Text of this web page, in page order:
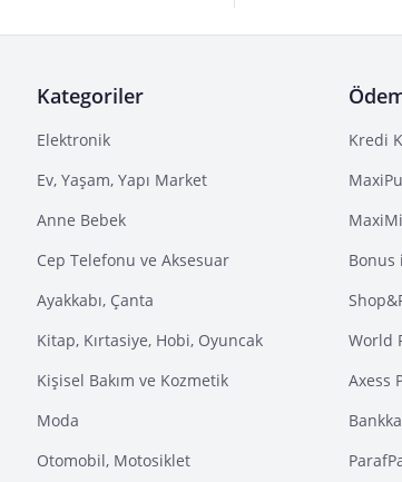
Kategoriler
Elektronik
Ev, Yaşam, Yapı Market
Anne Bebek
Cep Telefonu ve Aksesuar
Ayakkabı, Çanta
Kitap, Kırtasiye, Hobi, Oyuncak
Kişisel Bakım ve Kozmetik
Moda
Otomobil, Motosiklet
Kredi
Bonus
World
Axess